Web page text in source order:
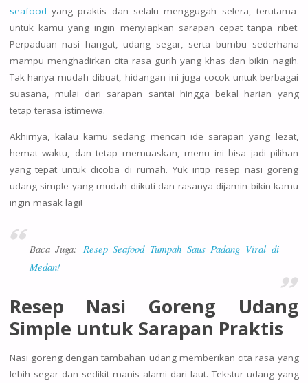
seafood yang praktis dan selalu menggugah selera, terutama
untuk kamu yang ingin menyiapkan sarapan cepat tanpa ribet.
Perpaduan nasi hangat, udang segar, serta bumbu sederhana
mampu menghadirkan cita rasa gurih yang khas dan bikin nagih.
Tak hanya mudah dibuat, hidangan ini juga cocok untuk berbagai
suasana, mulai dari sarapan santai hingga bekal harian yang
tetap terasa istimewa.
Akhirnya, kalau kamu sedang mencari ide sarapan yang lezat,
hemat waktu, dan tetap memuaskan, menu ini bisa jadi pilihan
yang tepat untuk dicoba di rumah. Yuk intip resep nasi goreng
udang simple yang mudah diikuti dan rasanya dijamin bikin kamu
ingin masak lagi!
Baca Juga: Resep Seafood Tumpah Saus Padang Viral di
Medan!
Resep Nasi Goreng Udang
Simple untuk Sarapan Praktis
Nasi goreng dengan tambahan udang memberikan cita rasa yang
lebih segar dan sedikit manis alami dari laut. Tekstur udang yang